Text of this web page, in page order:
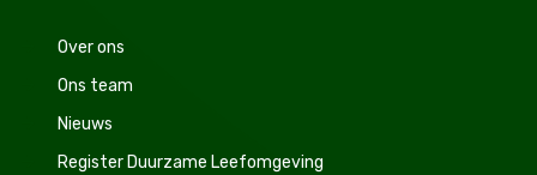
Over ons
Ons team
Nieuws
Register Duurzame Leefomgeving